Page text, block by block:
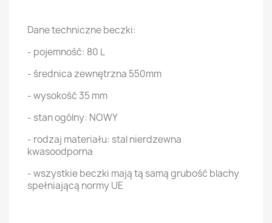
Dane techniczne beczki:
- pojemność: 80 L
- średnica zewnętrzna 550mm
- wysokość 35 mm
- stan ogólny: NOWY
- rodzaj materiału: stal nierdzewna
kwasoodporna
- wszystkie beczki mają tą samą grubość blachy
spełniającą normy UE